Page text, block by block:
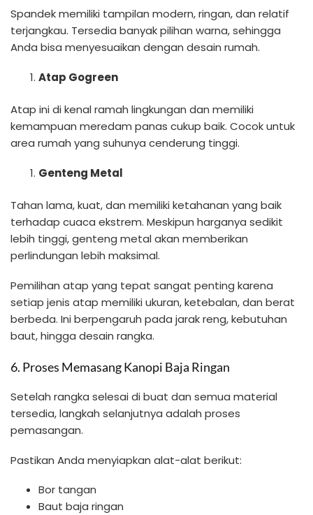
Spandek memiliki tampilan modern, ringan, dan relatif
terjangkau. Tersedia banyak pilihan warna, sehingga
Anda bisa menyesuaikan dengan desain rumah.
Atap Gogreen
Atap ini di kenal ramah lingkungan dan memiliki
kemampuan meredam panas cukup baik. Cocok untuk
area rumah yang suhunya cenderung tinggi.
Genteng Metal
Tahan lama, kuat, dan memiliki ketahanan yang baik
terhadap cuaca ekstrem. Meskipun harganya sedikit
lebih tinggi, genteng metal akan memberikan
perlindungan lebih maksimal.
Pemilihan atap yang tepat sangat penting karena
setiap jenis atap memiliki ukuran, ketebalan, dan berat
berbeda. Ini berpengaruh pada jarak reng, kebutuhan
baut, hingga desain rangka.
6. Proses Memasang Kanopi Baja Ringan
Setelah rangka selesai di buat dan semua material
tersedia, langkah selanjutnya adalah proses
pemasangan.
Pastikan Anda menyiapkan alat-alat berikut:
Bor tangan
Baut baja ringan